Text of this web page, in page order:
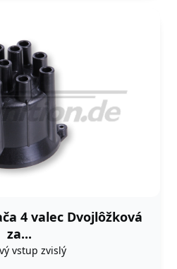
4 valec Dvojlôžková
za...
vstup zvislý